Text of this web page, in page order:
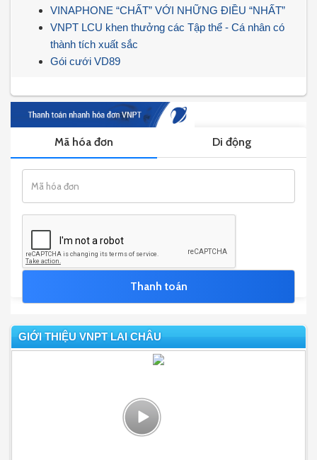
VINAPHONE “CHẤT” VỚI NHỮNG ĐIỀU “NHẤT”
VNPT LCU khen thưởng các Tập thể - Cá nhân có
thành tích xuất sắc
Gói cưới VD89
GIỚI THIỆU VNPT LAI CHÂU